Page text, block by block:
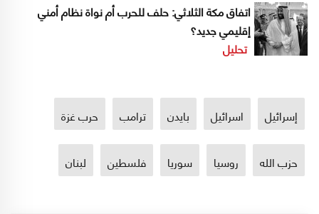
اتفاق مكة الثلاثي: حلف للحرب أم نواة نظام أمني
إقليمي جديد؟
تحليل
إسرائيل اسرائيل بايدن ترامب حرب غزة
حزب الله روسيا سوريا فلسطين لبنان